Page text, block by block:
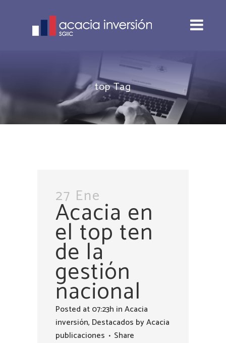
top Tag
27 Ene
Acacia en
el top ten
de la
gestión
nacional
Posted at 07:23h inAcacia
inversión, Destacados byAcacia
publicaciones
Share